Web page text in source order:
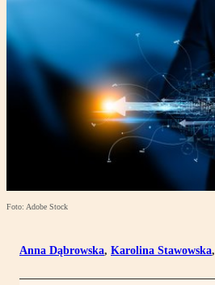
Foto: Adobe Stock
Anna Dąbrowska, Karolina Stawowska,